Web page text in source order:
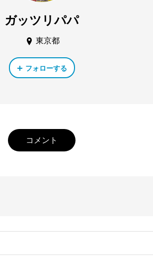
ガッツリパパ
東京都
フォローする
コメント